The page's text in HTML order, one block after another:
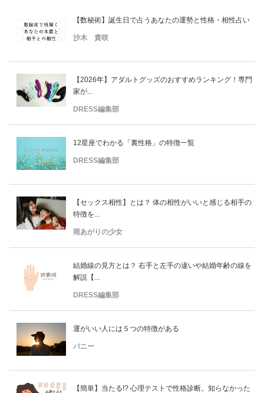
【数秘術】誕生日で占うあなたの運勢と性格・相性占い
沙木 貴咲
【2026年】アダルトグッズのおすすめランキング！専門
家が...
DRESS編集部
12星座でわかる「裏性格」の特徴一覧
DRESS編集部
【セックス相性】とは？ 体の相性がいいと感じる相手の
特徴を...
雨あがりの少女
結婚線の見方とは？ 右手と左手の違いや結婚年齢の線を
解説【...
DRESS編集部
運がいい人には５つの特徴がある
バニー
【簡単】当たる!? 心理テストで性格診断。知らなかった